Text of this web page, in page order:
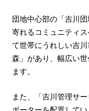
団地中心部の「吉川
寄れるコミュニティ
て世帯にうれしい吉
森」があり、幅広い
ます。
また、「吉川管理サ